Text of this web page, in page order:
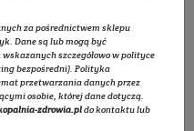
za pośrednictwem sklepu
Dane są lub mogą być
szczegółowo wpolityce
bezpośredni). Polityka
przetwarzania danych przez
osobie, której dane dotyczą.
zdrowia.pldo kontaktu lub